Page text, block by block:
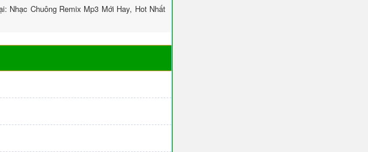
Nhạc Chuông Remix Mp3 Mới Hay, Hot Nhất